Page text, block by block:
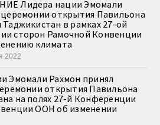
Лидера нации Эмомали
открытия Павильона
Таджикистан в рамках 27-ой
сторон Рамочной Конвенции
климата
2022
Эмомали Рахмон принял
открытия Павильона
на полях 27-й Конференции
ООН об изменении